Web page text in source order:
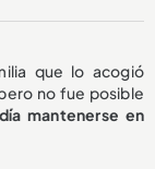
que lo acogió
no fue posible
mantenerse en